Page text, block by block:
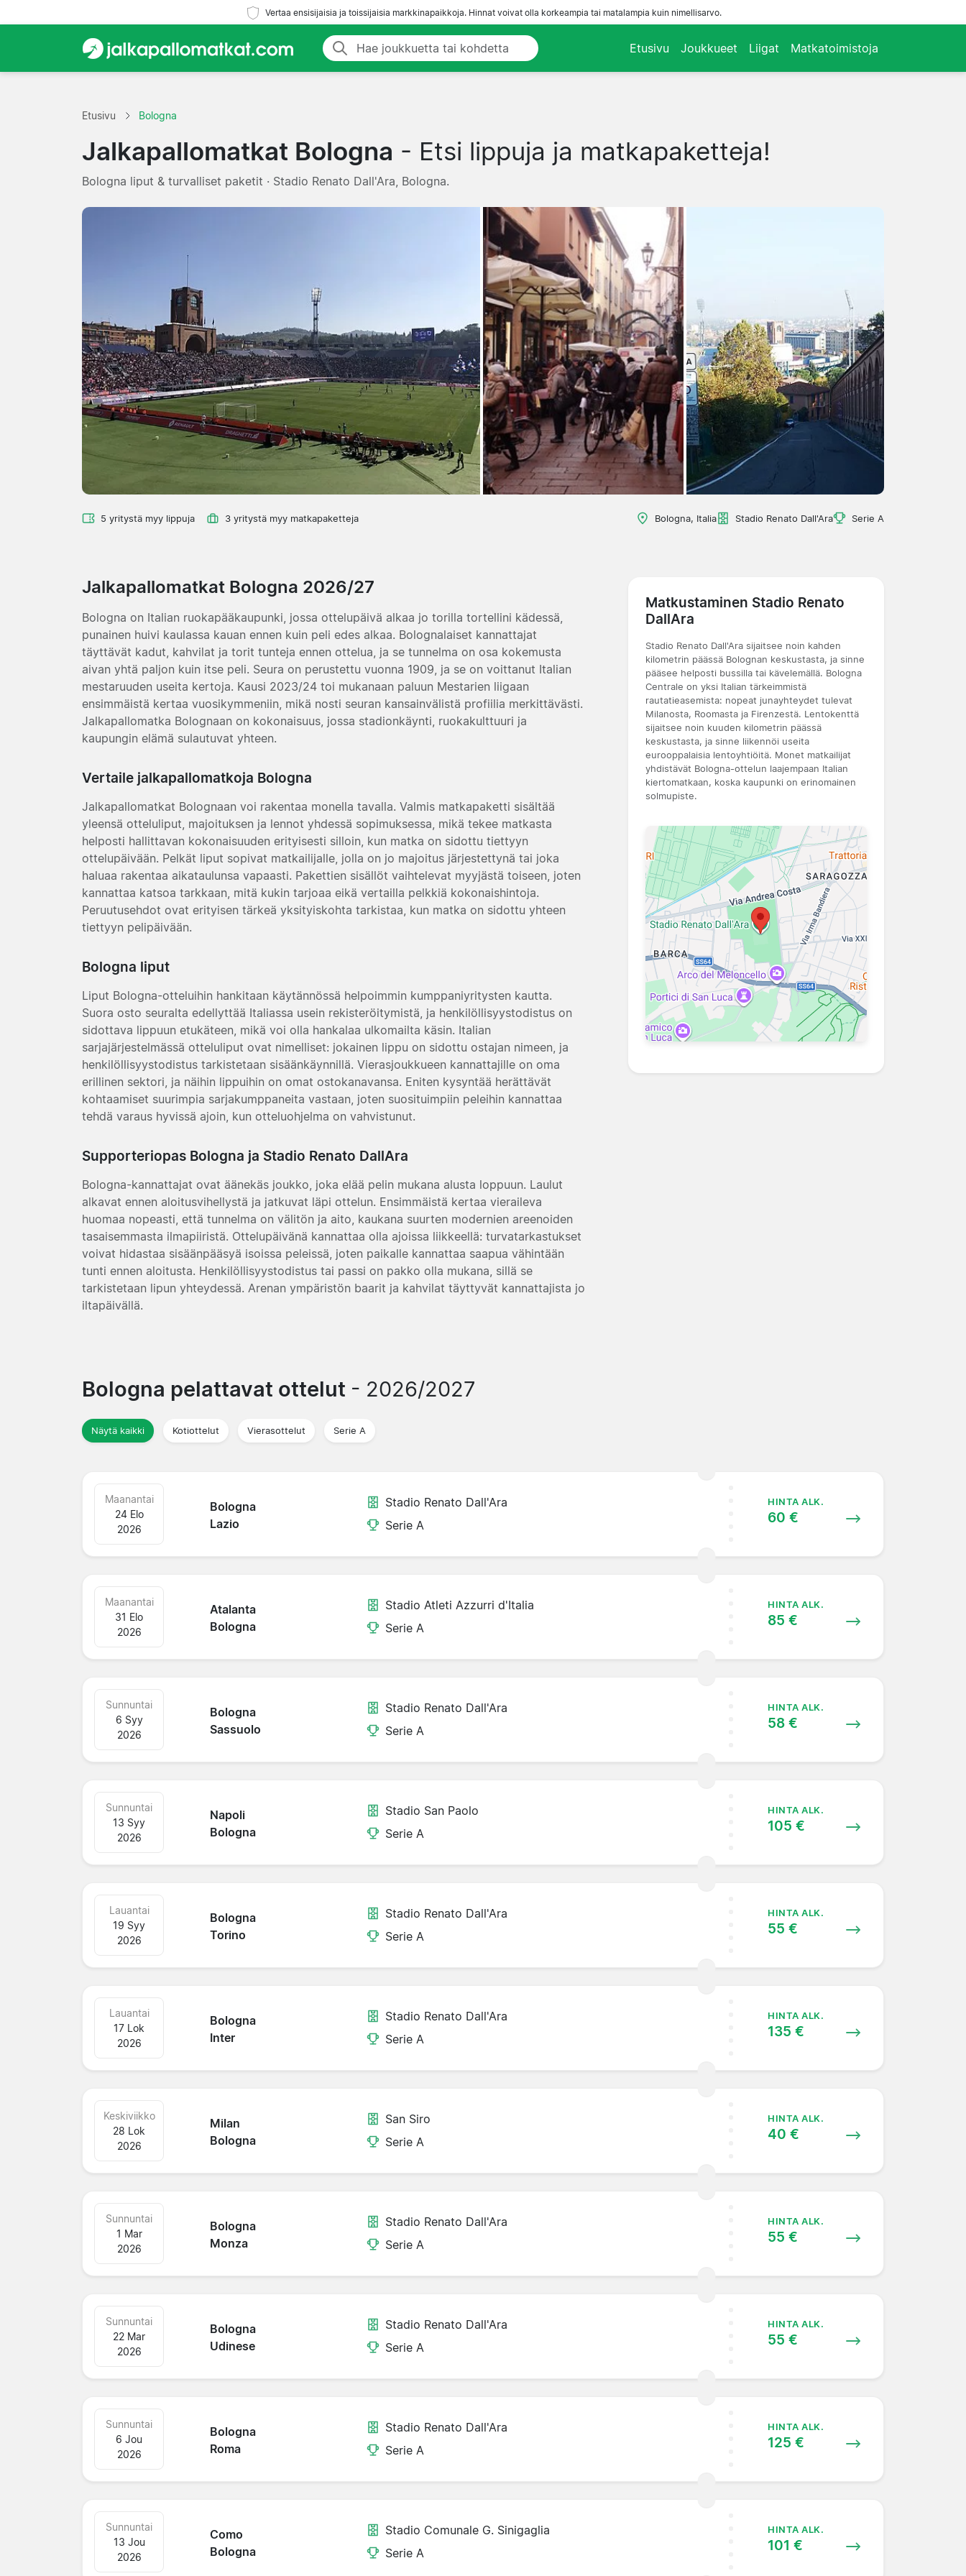
Vertaa ensisijaisia ja toissijaisia markkinapaikkoja. Hinnat voivat olla korkeampia tai matalampia kuin nimellisarvo.
Etusivu Joukkueet Liigat Matkatoimistoja
Etusivu Bologna
Jalkapallomatkat Bologna - Etsi lippuja ja matkapaketteja!
Bologna liput & turvalliset paketit · Stadio Renato Dall'Ara, Bologna.
5 yritystä myy lippuja 3 yritystä myy matkapaketteja Bologna, Italia Stadio Renato Dall'Ara Serie A
Jalkapallomatkat Bologna 2026/27
Bologna on Italian ruokapääkaupunki, jossa ottelupäivä alkaa jo torilla tortellini kädessä,
punainen huivi kaulassa kauan ennen kuin peli edes alkaa. Bolognalaiset kannattajat
täyttävät kadut, kahvilat ja torit tunteja ennen ottelua, ja se tunnelma on osa kokemusta
aivan yhtä paljon kuin itse peli. Seura on perustettu vuonna 1909, ja se on voittanut Italian
mestaruuden useita kertoja. Kausi 2023/24 toi mukanaan paluun Mestarien liigaan
ensimmäistä kertaa vuosikymmeniin, mikä nosti seuran kansainvälistä profiilia merkittävästi.
Jalkapallomatka Bolognaan on kokonaisuus, jossa stadionkäynti, ruokakulttuuri ja
kaupungin elämä sulautuvat yhteen.
Vertaile jalkapallomatkoja Bologna
Jalkapallomatkat Bolognaan voi rakentaa monella tavalla. Valmis matkapaketti sisältää
yleensä otteluliput, majoituksen ja lennot yhdessä sopimuksessa, mikä tekee matkasta
helposti hallittavan kokonaisuuden erityisesti silloin, kun matka on sidottu tiettyyn
ottelupäivään. Pelkät liput sopivat matkailijalle, jolla on jo majoitus järjestettynä tai joka
haluaa rakentaa aikataulunsa vapaasti. Pakettien sisällöt vaihtelevat myyjästä toiseen, joten
kannattaa katsoa tarkkaan, mitä kukin tarjoaa eikä vertailla pelkkiä kokonaishintoja.
Peruutusehdot ovat erityisen tärkeä yksityiskohta tarkistaa, kun matka on sidottu yhteen
tiettyyn pelipäivään.
Bologna liput
Liput Bologna-otteluihin hankitaan käytännössä helpoimmin kumppaniyritysten kautta.
Suora osto seuralta edellyttää Italiassa usein rekisteröitymistä, ja henkilöllisyystodistus on
sidottava lippuun etukäteen, mikä voi olla hankalaa ulkomailta käsin. Italian
sarjajärjestelmässä otteluliput ovat nimelliset: jokainen lippu on sidottu ostajan nimeen, ja
henkilöllisyystodistus tarkistetaan sisäänkäynnillä. Vierasjoukkueen kannattajille on oma
erillinen sektori, ja näihin lippuihin on omat ostokanavansa. Eniten kysyntää herättävät
kohtaamiset suurimpia sarjakumppaneita vastaan, joten suosituimpiin peleihin kannattaa
tehdä varaus hyvissä ajoin, kun otteluohjelma on vahvistunut.
Supporteriopas Bologna ja Stadio Renato DallAra
Bologna-kannattajat ovat äänekäs joukko, joka elää pelin mukana alusta loppuun. Laulut
alkavat ennen aloitusvihellystä ja jatkuvat läpi ottelun. Ensimmäistä kertaa vieraileva
huomaa nopeasti, että tunnelma on välitön ja aito, kaukana suurten modernien areenoiden
tasaisemmasta ilmapiiristä. Ottelupäivänä kannattaa olla ajoissa liikkeellä: turvatarkastukset
voivat hidastaa sisäänpääsyä isoissa peleissä, joten paikalle kannattaa saapua vähintään
tunti ennen aloitusta. Henkilöllisyystodistus tai passi on pakko olla mukana, sillä se
tarkistetaan lipun yhteydessä. Arenan ympäristön baarit ja kahvilat täyttyvät kannattajista jo
iltapäivällä.
Matkustaminen Stadio Renato
DallAra
Stadio Renato Dall'Ara sijaitsee noin kahden
kilometrin päässä Bolognan keskustasta, ja sinne
pääsee helposti bussilla tai kävelemällä. Bologna
Centrale on yksi Italian tärkeimmistä
rautatieasemista: nopeat junayhteydet tulevat
Milanosta, Roomasta ja Firenzestä. Lentokenttä
sijaitsee noin kuuden kilometrin päässä
keskustasta, ja sinne liikennöi useita
eurooppalaisia lentoyhtiöitä. Monet matkailijat
yhdistävät Bologna-ottelun laajempaan Italian
kiertomatkaan, koska kaupunki on erinomainen
solmupiste.
Bologna pelattavat ottelut - 2026/2027
Näytä kaikki Kotiottelut Vierasottelut Serie A
Bologna
Lazio
Maanantai
24 Elo
2026
Stadio Renato Dall'Ara
Serie A
HINTA ALK.
60 €
Atalanta
Bologna
Maanantai
31 Elo
2026
Stadio Atleti Azzurri d'Italia
Serie A
HINTA ALK.
85 €
Bologna
Sassuolo
Sunnuntai
6 Syy
2026
Stadio Renato Dall'Ara
Serie A
HINTA ALK.
58 €
Napoli
Bologna
Sunnuntai
13 Syy
2026
Stadio San Paolo
Serie A
HINTA ALK.
105 €
Bologna
Torino
Lauantai
19 Syy
2026
Stadio Renato Dall'Ara
Serie A
HINTA ALK.
55 €
Bologna
Inter
Lauantai
17 Lok
2026
Stadio Renato Dall'Ara
Serie A
HINTA ALK.
135 €
Milan
Bologna
Keskiviikko
28 Lok
2026
San Siro
Serie A
HINTA ALK.
40 €
Bologna
Monza
Sunnuntai
1 Mar
2026
Stadio Renato Dall'Ara
Serie A
HINTA ALK.
55 €
Bologna
Udinese
Sunnuntai
22 Mar
2026
Stadio Renato Dall'Ara
Serie A
HINTA ALK.
55 €
Bologna
Roma
Sunnuntai
6 Jou
2026
Stadio Renato Dall'Ara
Serie A
HINTA ALK.
125 €
Como
Bologna
Sunnuntai
13 Jou
2026
Stadio Comunale G. Sinigaglia
Serie A
HINTA ALK.
101 €